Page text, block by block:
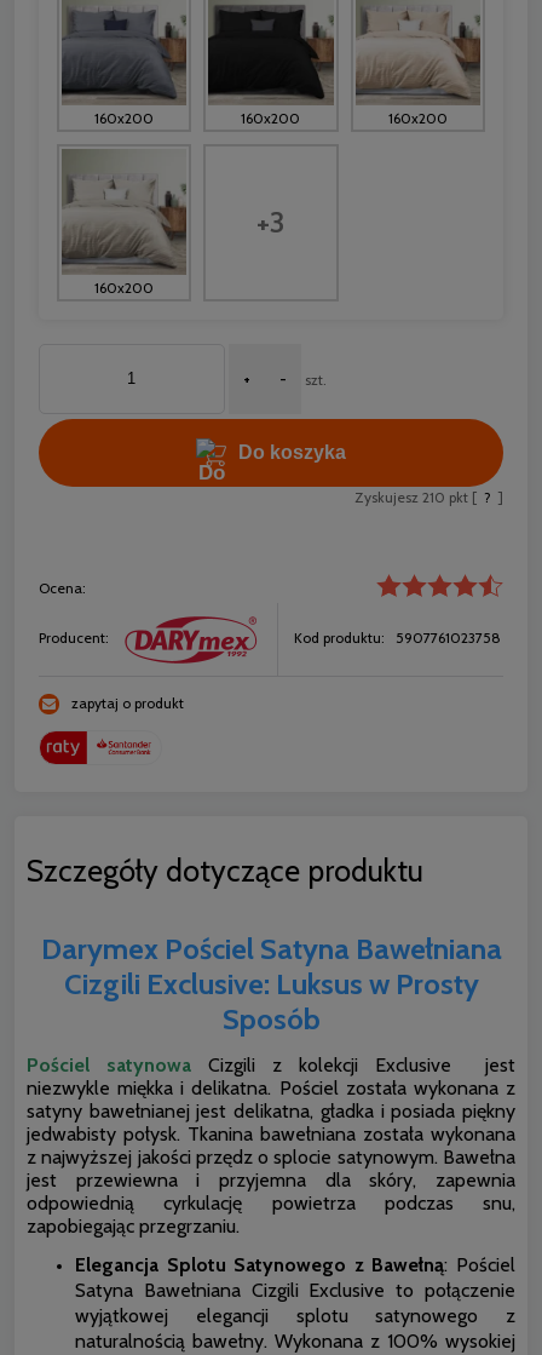
160x200 160x200 160x200
160x200
+3
+ - szt.
Do koszyka
Zyskujesz 210 pkt [ ? ]
Ocena:
Producent: Kod produktu: 5907761023758
zapytaj o produkt
Szczegóły dotyczące produktu
Darymex Pościel Satyna Bawełniana
Cizgili Exclusive: Luksus w Prosty
Sposób
Pościel satynowa Cizgili z kolekcji Exclusive jest
niezwykle miękka i delikatna. Pościel została wykonana z
satyny bawełnianej jest delikatna, gładka i posiada piękny
jedwabisty połysk. Tkanina bawełniana została wykonana
z najwyższej jakości przędz o splocie satynowym. Bawełna
jest przewiewna i przyjemna dla skóry, zapewnia
odpowiednią cyrkulację powietrza podczas snu,
zapobiegając przegrzaniu.
Elegancja Splotu Satynowego z Bawełną: Pościel
Satyna Bawełniana Cizgili Exclusive to połączenie
wyjątkowej elegancji splotu satynowego z
naturalnością bawełny. Wykonana z 100% wysokiej